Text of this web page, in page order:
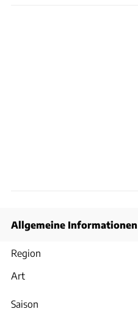
Allgemeine Informationen
Region
Art
Saison